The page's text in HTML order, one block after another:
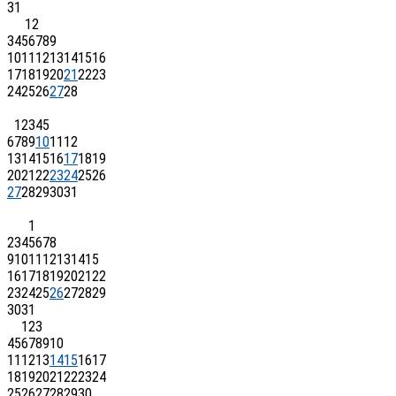
31
12
3456789
10111213141516
17181920212223
2425262728
12345
6789101112
13141516171819
20212223242526
2728293031
1
2345678
9101112131415
16171819202122
23242526272829
3031
123
45678910
11121314151617
18192021222324